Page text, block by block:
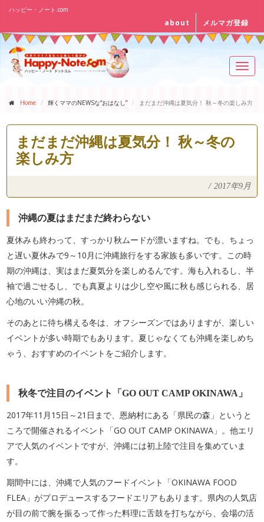
ハッピー・ノート.com
about メルマガ登録
Home 輝くママのNEWSな“おはなし” まだまだ沖縄は夏気分！ 秋～冬の楽しみ方
まだまだ沖縄は夏気分！ 秋～冬の
楽しみ方
/ 2017年9月
沖縄の夏はまだまだ終わらない
夏休みも終わって、すっかり秋ムードが漂いますね。でも、ちょっ
と遅い夏休みで9～10月に沖縄旅行をする家族も多いです。この時
期の沖縄は、実はまだ夏気分を楽しめるんです。海も入れるし、半
袖で過ごせるし、でも真夏よりは少し空や風に秋も感じられる、居
心地のいい沖縄の秋。
そのあとに待ち構える冬は、オフシーズンではありますが、楽しい
イベントが多い時期でもあります。夏じゃなくても沖縄を楽しめち
ゃう、おすすめのイベントをご紹介します。
秋冬で注目のイベント「GO OUT CAMP OKINAWA」
2017年11月15日～21日まで、恩納村にある「県民の森」というと
ころで開催されるイベント「GO OUT CAMP OKINAWA」。他エリ
アで人気のイベントですが、沖縄には初上陸で注目を集めていま
す。
期間中には、沖縄で人気のフードイベント「OKINAWA FOOD
FLEA」がプロデュースするフードエリアもあります。県内の人気店
が目の前で腕を振るって作った料理に舌鼓を打ちながら、会場の活